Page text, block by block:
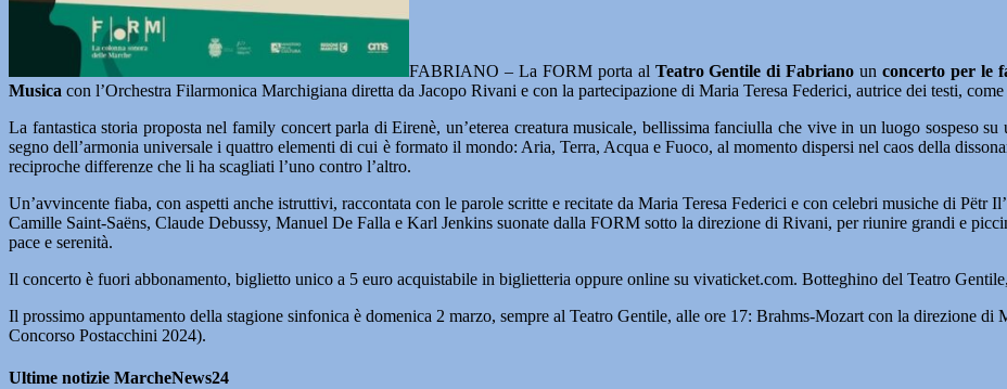
FABRIANO – La FORM porta al Teatro Gentile di Fabriano unconcerto per le
Musica con l’Orchestra Filarmonica Marchigiana diretta da Jacopo Rivani e con la partecipazione di Maria Teresa Federici, autrice dei testi, come
La fantastica storia proposta nel family concert parla di Eirenè, un’eterea creatura musicale, bellissima fanciulla che vive in un luogo sospeso
segno dell’armonia universale i quattro elementi di cui è formato il mondo: Aria, Terra, Acqua e Fuoco, al momento dispersi nel caos della
reciproche differenze che li ha scagliati l’uno contro l’altro.
Un’avvincente fiaba, con aspetti anche istruttivi, raccontata con le parole scritte e recitate da Maria Teresa Federici e con celebri musiche di
Camille Saint-Saëns, Claude Debussy, Manuel De Falla e Karl Jenkins suonate dalla FORM sotto la direzione di Rivani, per riunire grandi e
pace e serenità.
Il concerto è fuori abbonamento, biglietto unico a 5 euro acquistabile in biglietteria oppure online su vivaticket.com. Botteghino del Teatro
Il prossimo appuntamento della stagione sinfonica è domenica 2 marzo, sempre al Teatro Gentile, alle ore 17: Brahms-Mozart con la direzione
Concorso Postacchini 2024).
Ultime notizie MarcheNews24